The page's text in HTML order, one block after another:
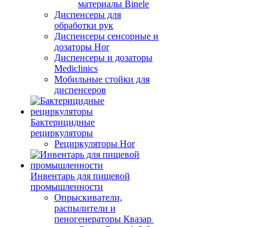
материалы Binele
Диспенсеры для
обработки рук
Диспенсеры сенсорные и
дозаторы Hor
Диспенсеры и дозаторы
Mediclinics
Мобильные стойки для
диспенсеров
Бактерицидные
рециркуляторы
Рециркуляторы Hor
Инвентарь для пищевой
промышленности
Опрыскиватели,
распылители и
пеногенераторы Квазар